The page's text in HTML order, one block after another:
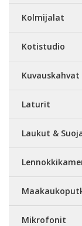
Kolmijalat
Kotistudio
Kuvauskahvat
Laturit
Laukut &
Mikrofonit